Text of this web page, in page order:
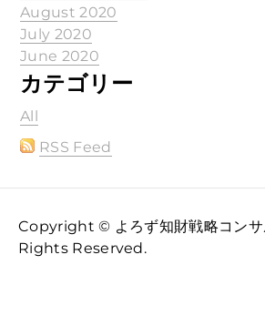
August 2020
July 2020
June 2020
カテゴリー
All
RSS Feed
Copyright © よろず知財戦略コンサ
Rights Reserved.